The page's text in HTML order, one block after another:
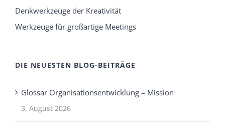
Denkwerkzeuge der Kreativität
Werkzeuge für großartige Meetings
DIE NEUESTEN BLOG-BEITRÄGE
Glossar Organisationsentwicklung – Mission
3. August 2026